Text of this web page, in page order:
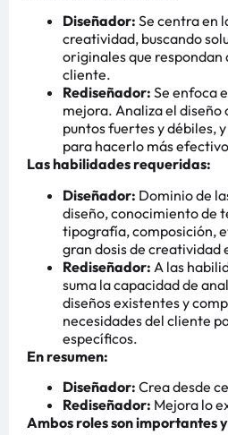
Diseñador: Se centra en
creatividad, buscando
originales que respondan
cliente.
Rediseñador: Se enfoca
mejora. Analiza el
puntos fuertes y débiles,
para hacerlo más
Las habilidades requeridas:
Diseñador: Dominio de
diseño, conocimiento de
tipografía, composición,
gran dosis de creatividad
Rediseñador: A las
suma la capacidad de
diseños existentes y
necesidades del cliente
específicos.
En resumen:
Diseñador: Crea desde
Rediseñador: Mejora lo
Ambos roles son importantes